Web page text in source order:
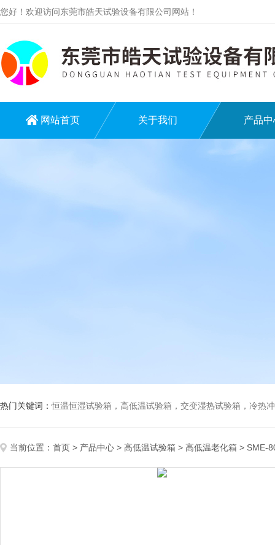
您好！欢迎访问东莞市皓天试验设备有限公司网站！
网站首页 关于我们 产品中
热门关键词：恒温恒湿试验箱，高低温试验箱，交变湿热试验箱，冷热冲击试验
当前位置： 首页 > 产品中心 > 高低温试验箱 > 高低温老化箱 > SME-